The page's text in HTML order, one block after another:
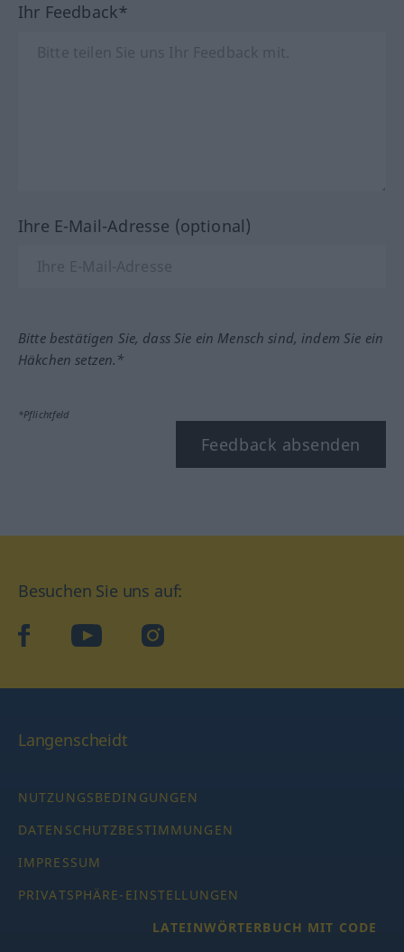
Ihr Feedback*
Ihre E-Mail-Adresse (optional)
Bitte bestätigen Sie, dass Sie ein Mensch sind, indem Sie ein
Häkchen setzen.*
*Pflichtfeld
Feedback absenden
Besuchen Sie uns auf:
facebookYouTube Instagram
Langenscheidt
NUTZUNGSBEDINGUNGEN
DATENSCHUTZBESTIMMUNGEN
IMPRESSUM
PRIVATSPHÄRE-EINSTELLUNGEN
LATEINWÖRTERBUCH MIT CODE